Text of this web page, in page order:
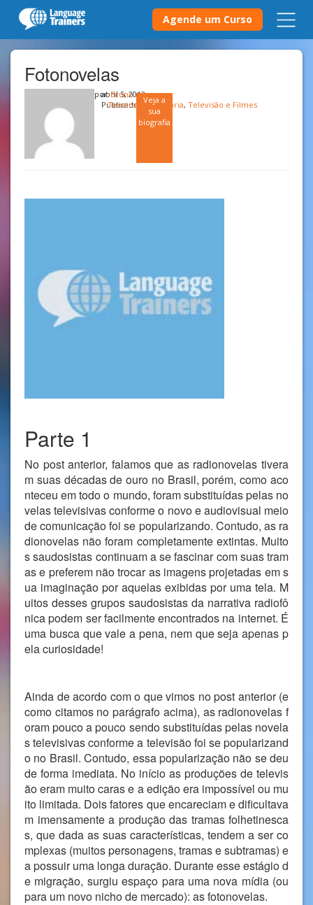
Agende um Curso
Fotonovelas
por Bruno
Texeira
Veja a
sua
biografia
abril 5, 2013
Publicado emHistória, Televisão e Filmes
Parte 1
No post anterior, falamos que as radionovelas tivera
m suas décadas de ouro no Brasil, porém, como aco
nteceu em todo o mundo, foram substituídas pelas no
velas televisivas conforme o novo e audiovisual meio
de comunicação foi se popularizando. Contudo, as ra
dionovelas não foram completamente extintas. Muito
s saudosistas continuam a se fascinar com suas tram
as e preferem não trocar as imagens projetadas em s
ua imaginação por aquelas exibidas por uma tela. M
uitos desses grupos saudosistas da narrativa radiofô
nica podem ser facilmente encontrados na internet. É
uma busca que vale a pena, nem que seja apenas p
ela curiosidade!
Ainda de acordo com o que vimos no post anterior (e
como citamos no parágrafo acima), as radionovelas f
oram pouco a pouco sendo substituídas pelas novela
s televisivas conforme a televisão foi se popularizand
o no Brasil. Contudo, essa popularização não se deu
de forma imediata. No início as produções de televis
ão eram muito caras e a edição era impossível ou mu
ito limitada. Dois fatores que encareciam e dificultava
m imensamente a produção das tramas folhetinesca
s, que dada as suas características, tendem a ser co
mplexas (muitos personagens, tramas e subtramas) e
a possuir uma longa duração. Durante esse estágio d
e migração, surgiu espaço para uma nova mídia (ou
para um novo nicho de mercado): as fotonovelas.